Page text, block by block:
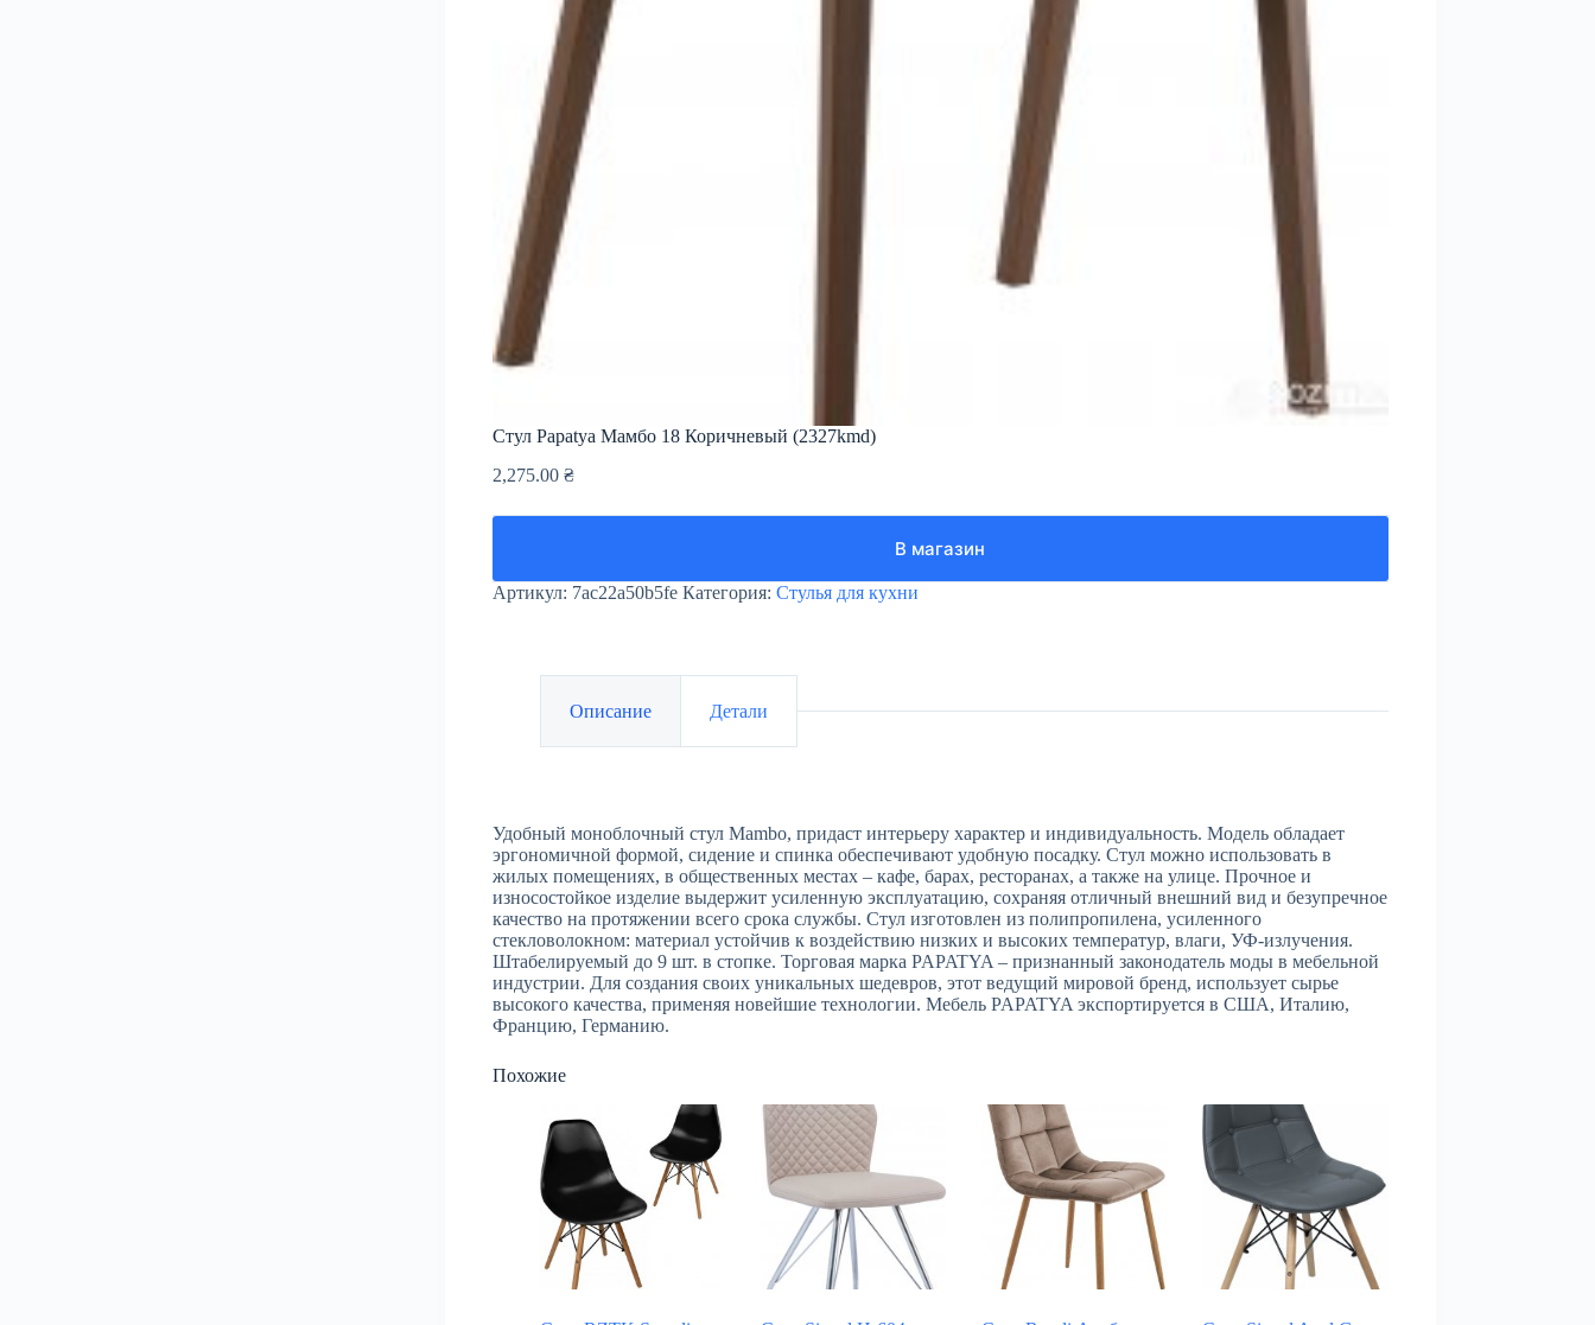
Стул Papatya Мамбо 18 Коричневый (2327kmd)
2,275.00 ₴
В магазин
Артикул: 7ac22a50b5fe Категория: Стулья для кухни
Описание Детали
Удобный моноблочный стул Mambo, придаст интерьеру характер и индивидуальность. Модель обладает
эргономичной формой, сидение и спинка обеспечивают удобную посадку. Стул можно использовать в
жилых помещениях, в общественных местах – кафе, барах, ресторанах, а также на улице. Прочное и
износостойкое изделие выдержит усиленную эксплуатацию, сохраняя отличный внешний вид и безупречное
качество на протяжении всего срока службы. Стул изготовлен из полипропилена, усиленного
стекловолокном: материал устойчив к воздействию низких и высоких температур, влаги, УФ-излучения.
Штабелируемый до 9 шт. в стопке. Торговая марка PAPATYA – признанный законодатель моды в мебельной
индустрии. Для создания своих уникальных шедевров, этот ведущий мировой бренд, использует сырье
высокого качества, применяя новейшие технологии. Мебель PAPATYA экспортируется в США, Италию,
Францию, Германию.
Похожие